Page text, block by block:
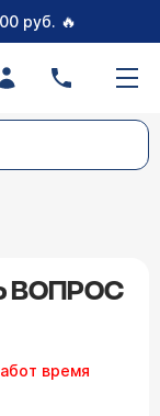
руб. 🔥
ВОПРОС
время